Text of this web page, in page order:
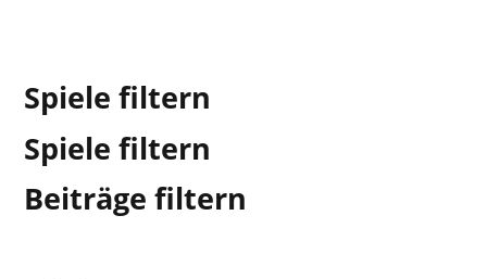
Spiele filtern
Spiele filtern
Beiträge filtern